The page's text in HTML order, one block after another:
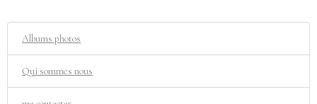
Albums photos
Qui sommes nous